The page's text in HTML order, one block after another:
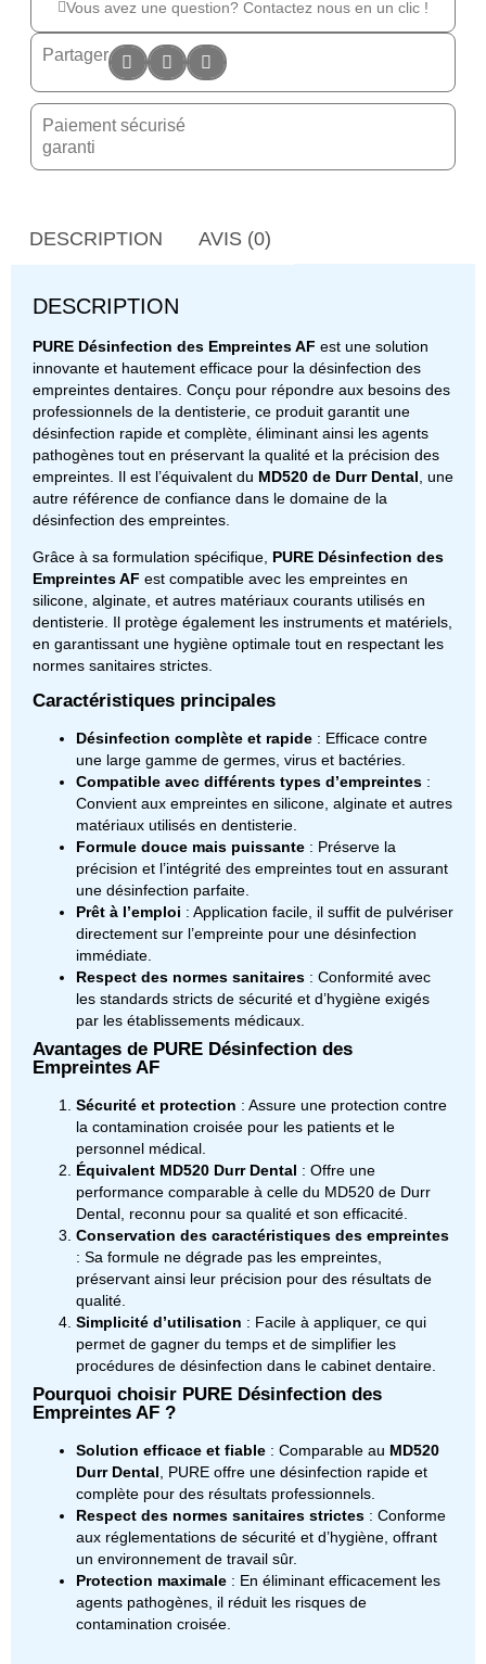
Vous avez une question? Contactez nous en un clic !
Partager
Paiement sécurisé
garanti
DESCRIPTION AVIS (0)
DESCRIPTION
PURE Désinfection des Empreintes AF est une solution
innovante et hautement efficace pour la désinfection des
empreintes dentaires. Conçu pour répondre aux besoins des
professionnels de la dentisterie, ce produit garantit une
désinfection rapide et complète, éliminant ainsi les agents
pathogènes tout en préservant la qualité et la précision des
empreintes. Il est l’équivalent du MD520 de Durr Dental , une
autre référence de confiance dans le domaine de la
désinfection des empreintes.
Grâce à sa formulation spécifique, PURE Désinfection des
Empreintes AF est compatible avec les empreintes en
silicone, alginate, et autres matériaux courants utilisés en
dentisterie. Il protège également les instruments et matériels,
en garantissant une hygiène optimale tout en respectant les
normes sanitaires strictes.
Caractéristiques principales
Désinfection complète et rapide : Efficace contre
une large gamme de germes, virus et bactéries.
Compatible avec différents types d’empreintes :
Convient aux empreintes en silicone, alginate et autres
matériaux utilisés en dentisterie.
Formule douce mais puissante : Préserve la
précision et l’intégrité des empreintes tout en assurant
une désinfection parfaite.
Prêt à l’emploi : Application facile, il suffit de pulvériser
directement sur l’empreinte pour une désinfection
immédiate.
Respect des normes sanitaires : Conformité avec
les standards stricts de sécurité et d’hygiène exigés
par les établissements médicaux.
Avantages de PURE Désinfection des
Empreintes AF
Sécurité et protection : Assure une protection contre
la contamination croisée pour les patients et le
personnel médical.
Équivalent MD520 Durr Dental : Offre une
performance comparable à celle du MD520 de Durr
Dental, reconnu pour sa qualité et son efficacité.
Conservation des caractéristiques des empreintes
: Sa formule ne dégrade pas les empreintes,
préservant ainsi leur précision pour des résultats de
qualité.
Simplicité d’utilisation : Facile à appliquer, ce qui
permet de gagner du temps et de simplifier les
procédures de désinfection dans le cabinet dentaire.
Pourquoi choisir PURE Désinfection des
Empreintes AF ?
Solution efficace et fiable : Comparable au MD520
Durr Dental, PURE offre une désinfection rapide et
complète pour des résultats professionnels.
Respect des normes sanitaires strictes : Conforme
aux réglementations de sécurité et d’hygiène, offrant
un environnement de travail sûr.
Protection maximale : En éliminant efficacement les
agents pathogènes, il réduit les risques de
contamination croisée.